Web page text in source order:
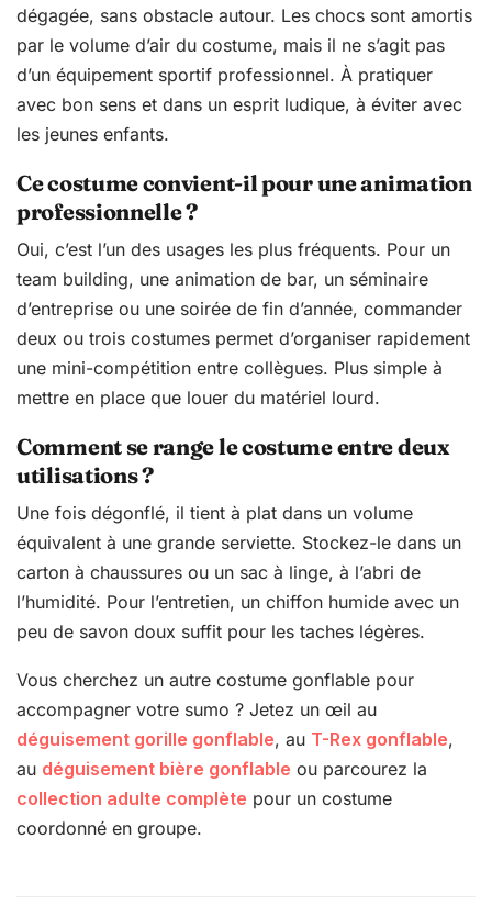
dégagée, sans obstacle autour. Les chocs sont amortis
par le volume d’air du costume, mais il ne s’agit pas
d’un équipement sportif professionnel. À pratiquer
avec bon sens et dans un esprit ludique, à éviter avec
les jeunes enfants.
Ce costume convient-il pour une animation
professionnelle ?
Oui, c’est l’un des usages les plus fréquents. Pour un
team building, une animation de bar, un séminaire
d’entreprise ou une soirée de fin d’année, commander
deux ou trois costumes permet d’organiser rapidement
une mini-compétition entre collègues. Plus simple à
mettre en place que louer du matériel lourd.
Comment se range le costume entre deux
utilisations ?
Une fois dégonflé, il tient à plat dans un volume
équivalent à une grande serviette. Stockez-le dans un
carton à chaussures ou un sac à linge, à l’abri de
l’humidité. Pour l’entretien, un chiffon humide avec un
peu de savon doux suffit pour les taches légères.
Vous cherchez un autre costume gonflable pour
accompagner votre sumo ? Jetez un œil au
déguisement gorille gonflable, au T-Rex gonflable,
au déguisement bière gonflable ou parcourez la
collection adulte complète pour un costume
coordonné en groupe.